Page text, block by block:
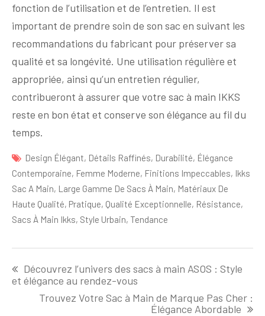
fonction de l’utilisation et de l’entretien. Il est
important de prendre soin de son sac en suivant les
recommandations du fabricant pour préserver sa
qualité et sa longévité. Une utilisation régulière et
appropriée, ainsi qu’un entretien régulier,
contribueront à assurer que votre sac à main IKKS
reste en bon état et conserve son élégance au fil du
temps.
Design Élégant, Détails Raffinés, Durabilité, Élégance
Contemporaine, Femme Moderne, Finitions Impeccables, Ikks
Sac A Main, Large Gamme De Sacs À Main, Matériaux De
Haute Qualité, Pratique, Qualité Exceptionnelle, Résistance,
Sacs À Main Ikks, Style Urbain, Tendance
de
l'article
Découvrez l’univers des sacs à main ASOS : Style
et élégance au rendez-vous
Trouvez Votre Sac à Main de Marque Pas Cher :
Élégance Abordable